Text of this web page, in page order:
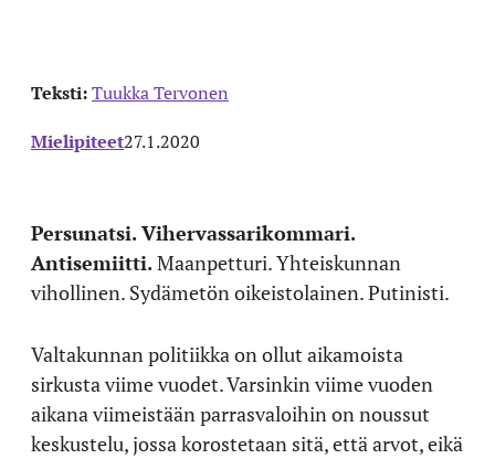
Teksti:Tuukka Tervonen
Mielipiteet27.1.2020
Persunatsi. Vihervassarikommari.
Antisemiitti.Maanpetturi. Yhteiskunnan
vihollinen. Sydämetön oikeistolainen. Putinisti.
Valtakunnan politiikka on ollut aikamoista
sirkusta viime vuodet. Varsinkin viime vuoden
aikana viimeistään parrasvaloihin on noussut
keskustelu, jossa korostetaan sitä, että arvot, eikä